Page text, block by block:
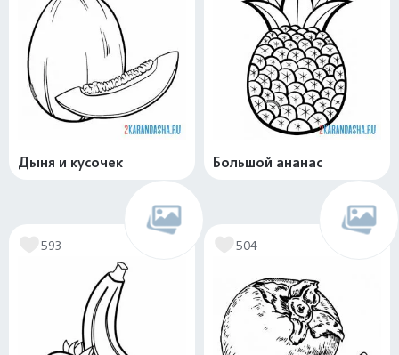
Дыня и кусочек Большой ананас
593 504